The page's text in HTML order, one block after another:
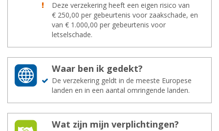
Deze verzekering heeft een eigen risico van
€ 250,00 per gebeurtenis voor zaakschade, en
van € 1.000,00 per gebeurtenis voor
letselschade.
Waar ben ik ge­dekt?
De verzekering geldt in de meeste Europese
landen en in een aantal omringende landen.
Wat zijn mijn ver­plich­tin­gen?